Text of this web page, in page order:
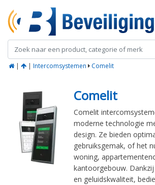
| | Intercomsystemen Comelit
Comelit
Comelit
moderne technologie
design. Ze bieden
gebruiksgemak, of het
woning,
kantoorgebouw.
en geluidskwaliteit,